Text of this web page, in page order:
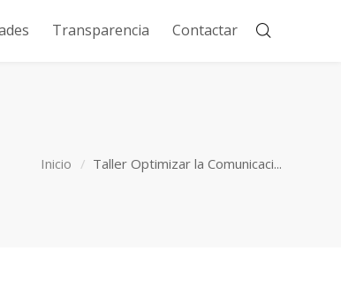
Transparencia Contactar
Inicio Taller Optimizar la Comunicaci...